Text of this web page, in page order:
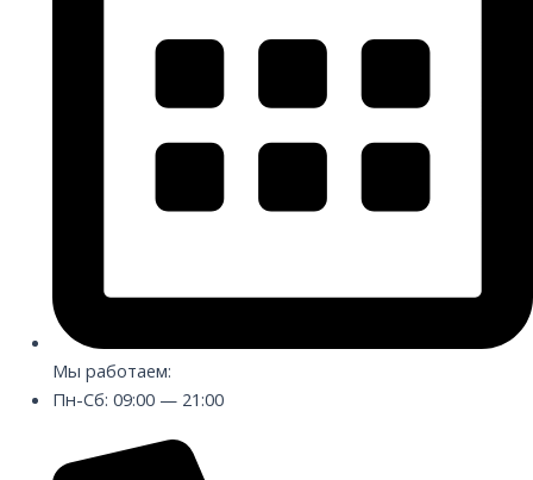
Мы работаем:
Пн-Сб: 09:00 — 21:00